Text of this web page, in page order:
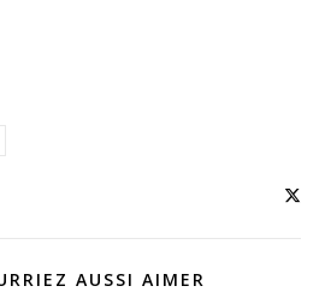
AUSSI AIMER